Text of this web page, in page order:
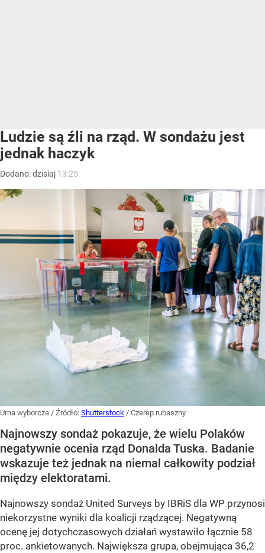
Ludzie są źli na rząd. W sondażu jest
jednak haczyk
Dodano:dzisiaj 13:25
Urna wyborcza / Źródło: Shutterstock / Czerep rubaszny
Najnowszy sondaż pokazuje, że wielu Polaków
negatywnie ocenia rząd Donalda Tuska. Badanie
wskazuje też jednak na niemal całkowity podział
między elektoratami.
Najnowszy sondaż United Surveys by IBRiS dla WP przynosi
niekorzystne wyniki dla koalicji rządzącej. Negatywną
ocenę jej dotychczasowych działań wystawiło łącznie 58
proc. ankietowanych. Największa grupa, obejmująca 36,2